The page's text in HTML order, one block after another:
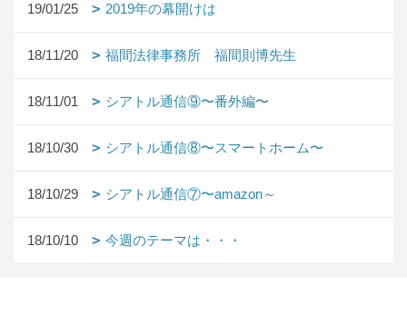
19/01/25 2019年の幕開けは
18/11/20 福間法律事務所 福間則博先生
18/11/01 シアトル通信⑨〜番外編〜
18/10/30 シアトル通信⑧〜スマートホーム〜
18/10/29 シアトル通信⑦〜amazon～
18/10/10 今週のテーマは・・・